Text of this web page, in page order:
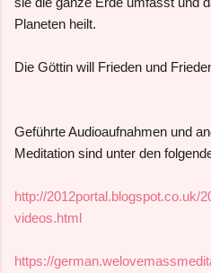
Planeten heilt.
Die Göttin will Frieden und
Geführte Audioaufnahmen und
Meditation sind unter den
http://2012portal.blogspot.co.uk/
videos.html
https://